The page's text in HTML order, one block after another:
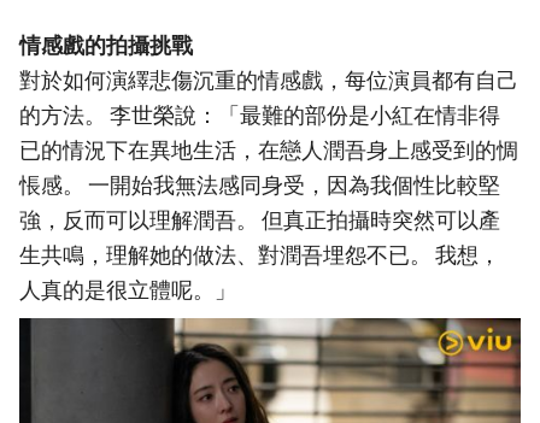
情感戲的拍攝挑戰
對於如何演繹悲傷沉重的情感戲，每位演員都有自己
的方法。 李世榮說：「最難的部份是小紅在情非得
已的情況下在異地生活，在戀人潤吾身上感受到的惆
悵感。 一開始我無法感同身受，因為我個性比較堅
強，反而可以理解潤吾。 但真正拍攝時突然可以產
生共鳴，理解她的做法、對潤吾埋怨不已。 我想，
人真的是很立體呢。」